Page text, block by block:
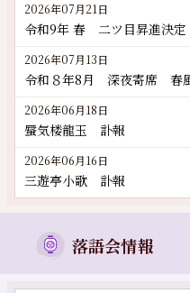
2026年07月21日
令和9年 春 二ツ目昇進決定
2026年07月13日
令和８年8月 深夜寄席 春
2026年06月18日
蜃気楼龍玉 訃報
2026年06月16日
三遊亭小歌 訃報
落語会情報